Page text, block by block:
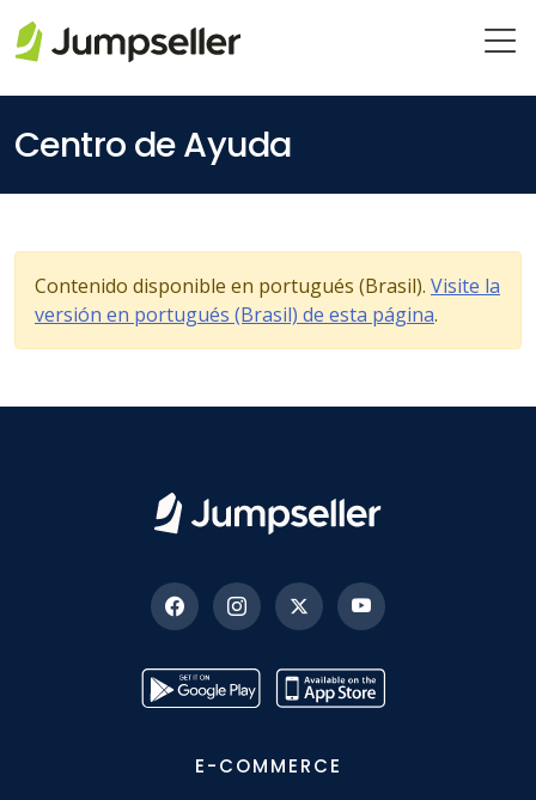
Centro de Ayuda
Contenido disponible en portugués (Brasil). Visite la
versión en portugués (Brasil) de esta página.
E-COMMERCE